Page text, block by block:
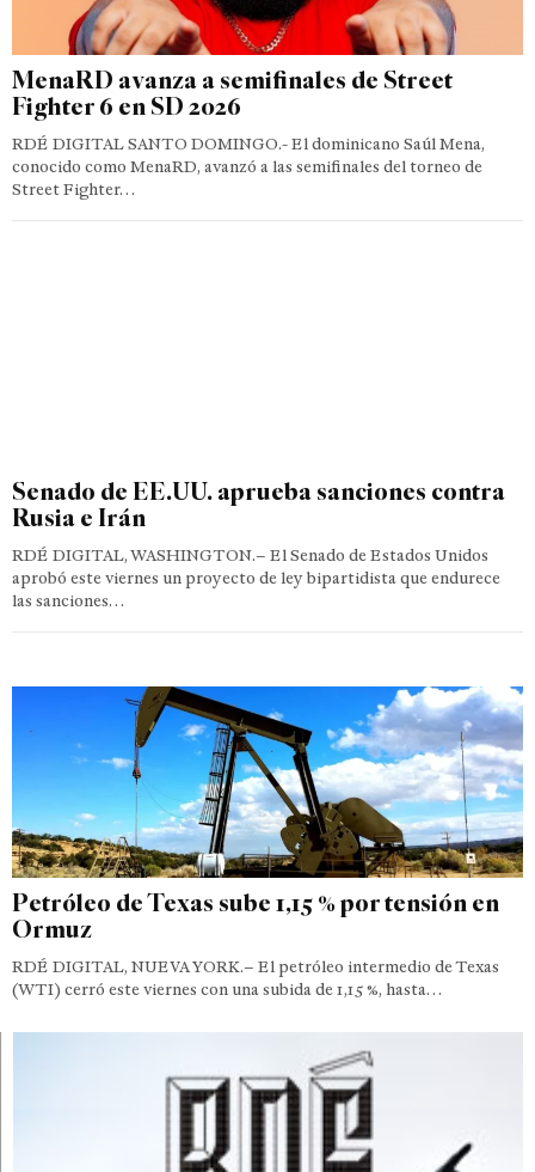
MenaRD avanza a semifinales de Street
Fighter 6 en SD 2026
RDÉ DIGITAL SANTO DOMINGO.- El dominicano Saúl Mena,
conocido como MenaRD, avanzó a las semifinales del torneo de
Street Fighter…
Senado de EE.UU. aprueba sanciones contra
Rusia e Irán
RDÉ DIGITAL, WASHINGTON.– El Senado de Estados Unidos
aprobó este viernes un proyecto de ley bipartidista que endurece
las sanciones…
Petróleo de Texas sube 1,15 % por tensión en
Ormuz
RDÉ DIGITAL, NUEVA YORK.– El petróleo intermedio de Texas
(WTI) cerró este viernes con una subida de 1,15 %, hasta…